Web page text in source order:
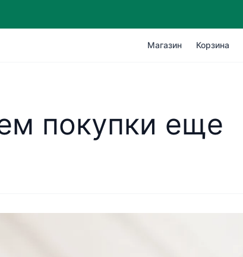
Магазин Корзина
покупки еще